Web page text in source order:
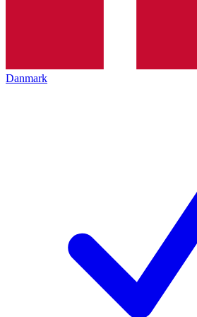
Danmark